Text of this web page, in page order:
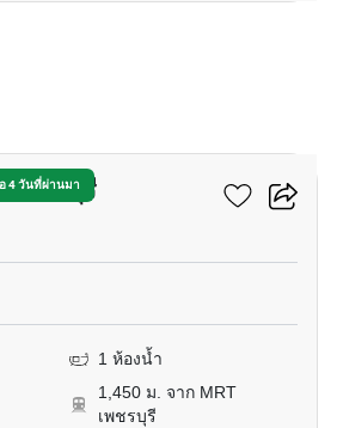
4 วันที่ผ่านมา
เพชรบุรี
1 ห้องน้ำ
1,450 ม. จาก MRT
เพชรบุรี